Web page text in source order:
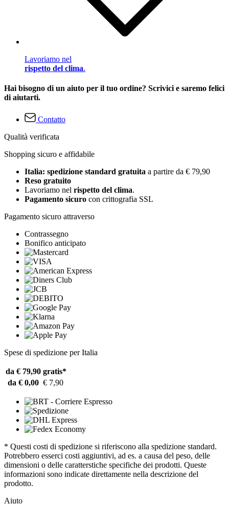
Lavoriamo nel
rispetto del clima.
Hai bisogno di un aiuto per il tuo ordine? Scrivici e saremo felici
di aiutarti.
Contatto
Qualità verificata
Shopping sicuro e affidabile
Italia: spedizione standard gratuita a partire da € 79,90
Reso gratuito
Lavoriamo nel rispetto del clima.
Pagamento sicuro con crittografia SSL
Pagamento sicuro attraverso
Contrassegno
Bonifico anticipato
Spese di spedizione per Italia
da € 79,90 gratis*
da € 0,00 € 7,90
* Questi costi di spedizione si riferiscono alla spedizione standard.
Potrebbero esserci costi aggiuntivi, ad es. a causa del peso, delle
dimensioni o delle caratterstiche specifiche dei prodotti. Queste
informazioni sono indicate direttamente nella descrizione del
prodotto.
Aiuto